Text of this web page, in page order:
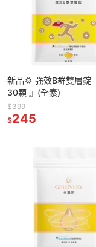
新品💢 強效B群雙層錠『 單包
30顆 』(全素)
$399
$245